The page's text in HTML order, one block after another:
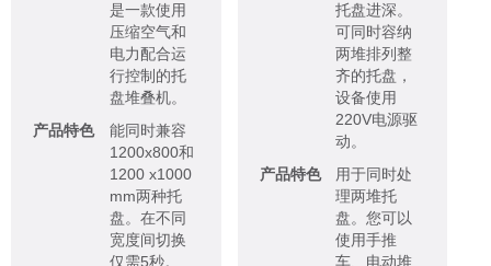
是一款使用
压缩空气和
电力配合运
行控制的托
盘堆叠机。
产品特色
能同时兼容
1200x800和
1200 x1000
mm两种托
盘。在不同
宽度间切换
仅需5秒。
托盘进深。
可同时容纳
两堆排列整
齐的托盘，
设备使用
220V电源驱
动。
产品特色
用于同时处
理两堆托
盘。您可以
使用手推
车、电动堆